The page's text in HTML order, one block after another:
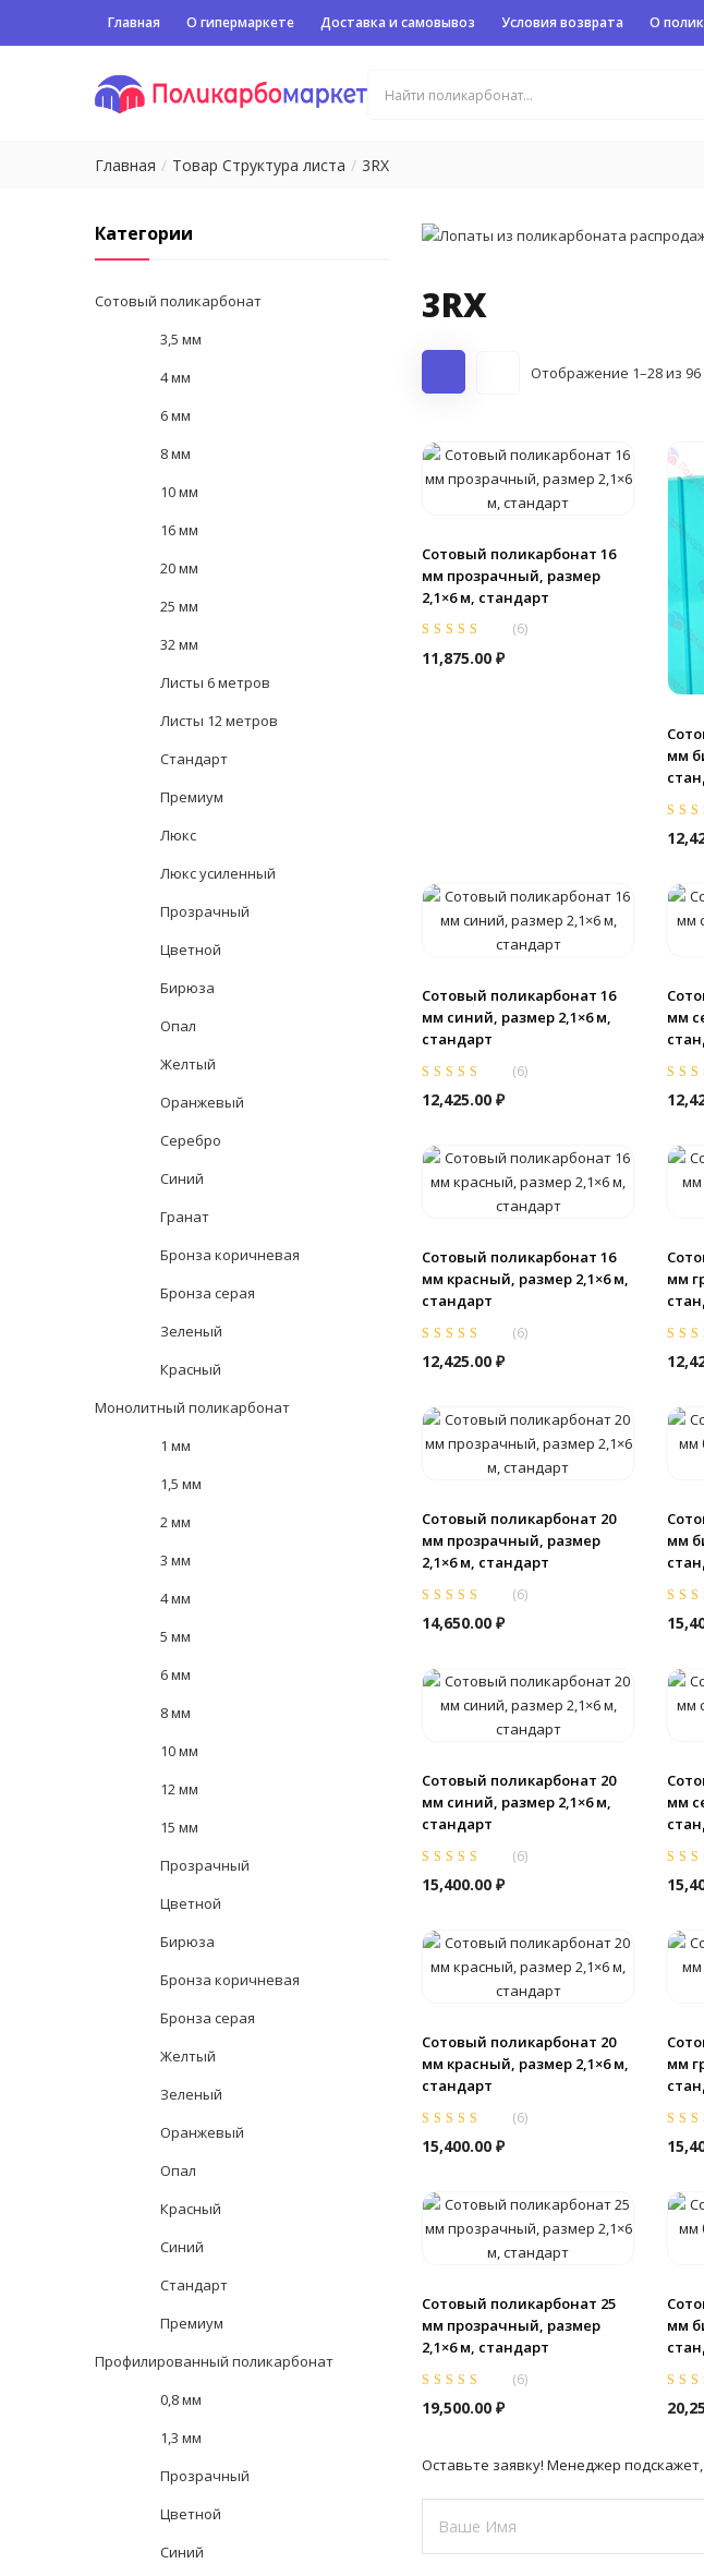
Главная О гипермаркете Доставка и самовывоз Условия возврата О
Главная Товар Структура листа 3RX
3RX
Отображение 1–28 из 96
Сотовый поликарбонат 16
мм прозрачный, размер
2,1×6 м, стандарт
из
5
(6)
11,875.00 ₽
мм
5
Сотовый поликарбонат 16
мм синий, размер 2,1×6 м,
стандарт
из
5
(6)
12,425.00 ₽
мм
5
Сотовый поликарбонат 16
мм красный, размер 2,1×6 м,
стандарт
из
5
(6)
12,425.00 ₽
мм
5
Сотовый поликарбонат 20
мм прозрачный, размер
2,1×6 м, стандарт
из
5
(6)
14,650.00 ₽
мм
5
Сотовый поликарбонат 20
мм синий, размер 2,1×6 м,
стандарт
из
5
(6)
15,400.00 ₽
мм
5
Сотовый поликарбонат 20
мм красный, размер 2,1×6 м,
стандарт
из
5
(6)
15,400.00 ₽
мм
5
Сотовый поликарбонат 25
мм прозрачный, размер
2,1×6 м, стандарт
из
5
(6)
19,500.00 ₽
мм
5
Оставьте заявку! Менеджер
Категории
Сотовый поликарбонат
3,5 мм
4 мм
6 мм
8 мм
10 мм
16 мм
20 мм
25 мм
32 мм
Листы 6 метров
Листы 12 метров
Стандарт
Премиум
Люкс
Люкс усиленный
Прозрачный
Цветной
Бирюза
Опал
Желтый
Оранжевый
Серебро
Синий
Гранат
Бронза коричневая
Бронза серая
Зеленый
Красный
Монолитный поликарбонат
1 мм
1,5 мм
2 мм
3 мм
4 мм
5 мм
6 мм
8 мм
10 мм
12 мм
15 мм
Прозрачный
Цветной
Бирюза
Бронза коричневая
Бронза серая
Желтый
Зеленый
Оранжевый
Опал
Красный
Синий
Стандарт
Премиум
Профилированный поликарбонат
0,8 мм
1,3 мм
Прозрачный
Цветной
Синий